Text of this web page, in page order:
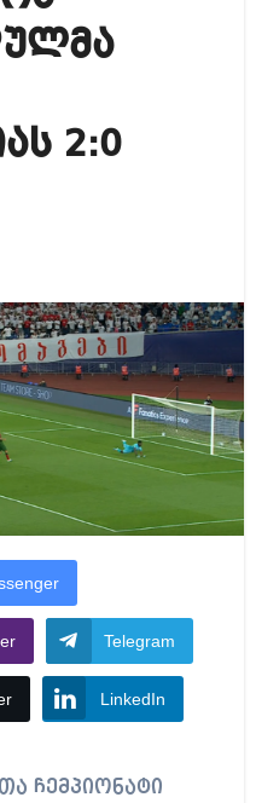
2:0
Telegram
LinkedIn